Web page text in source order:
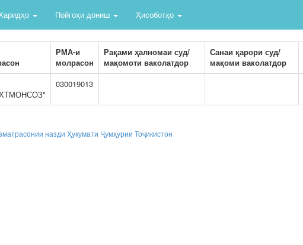
Пойгоҳи дониш Ҳисоботҳо
РМА-и
молрасон
Рақами ҳалномаи суд/
мақомоти ваколатдор
Санаи қарори суд/
мақоми ваколатдор
030019013
назди Ҳукумати Ҷумҳурии Тоҷикистон